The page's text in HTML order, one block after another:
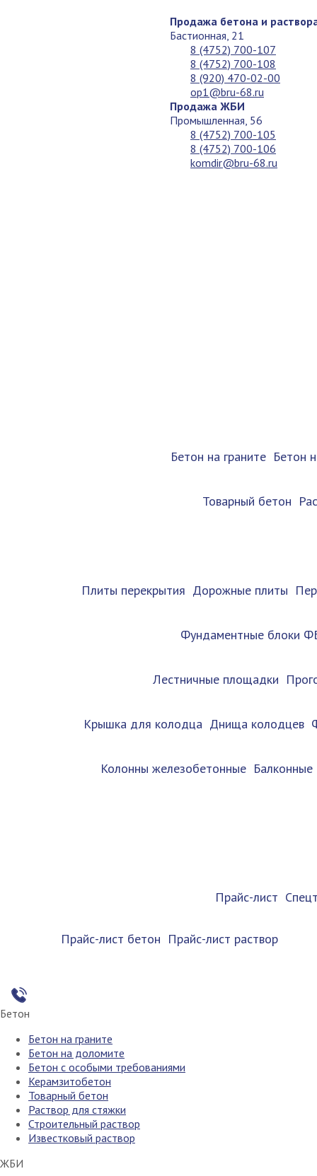
Продажа бетона и
Бастионная, 21
8 (4752) 700-107
8 (4752) 700-108
8 (920) 470-02-00
op1@bru-68.ru
Продажа ЖБИ
Промышленная, 56
8 (4752) 700-105
8 (4752) 700-106
komdir@bru-68.ru
Бетон на граните Бетон
Товарный бетон
Плиты перекрытия Дорожные плиты
Фундаментные блоки
Лестничные площадки
Крышка для колодца Днища колодцев
Колонны железобетонные
Прайс-лист
Прайс-лист бетон Прайс-лист раствор
Бетон
Бетон на граните
Бетон на доломите
Бетон с особыми требованиями
Керамзитобетон
Товарный бетон
Раствор для стяжки
Строительный раствор
Известковый раствор
ЖБИ